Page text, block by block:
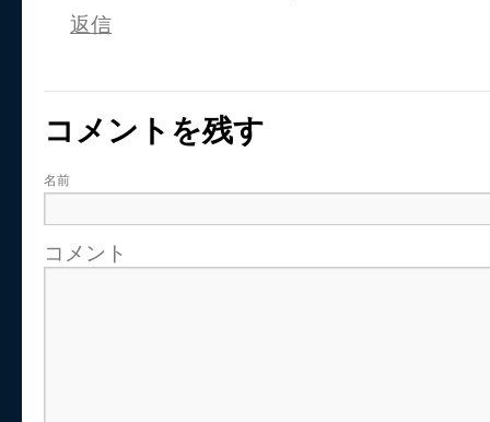
返信
コメントを残す
名前
コメント